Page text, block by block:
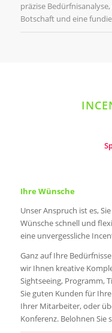
präzise
Botschaft und eine
Ihre Wünsche
Unser Anspruch ist es,
Wünsche schnell und
eine unvergessliche
Ganz auf Ihre
wir Ihnen kreative
Sightseeing, Programm,
Sie guten Kunden für
Ihrer Mitarbeiter, oder
Konferenz. Belohnen Sie